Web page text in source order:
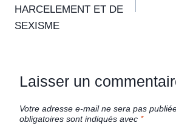
HARCELEMENT ET DE
SEXISME
Laisser un
Votre adresse e-mail ne sera pas
obligatoires sont indiqués avec *